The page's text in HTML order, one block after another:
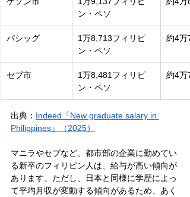
ン・ペソ
パシッグ
1万8,713フィリピ
ン・ペソ
約4万
セブ市
1万8,481フィリピ
ン・ペソ
約4万
出典： Indeed『New graduate salary in
Philippines』（2025）
マニラやセブなど、都市部の企業に勤めてい
る新卒のフィリピン人は、給与が高い傾向が
あります。ただし、日本と同様に学歴によっ
て平均月収が変動する傾向があるため、あく